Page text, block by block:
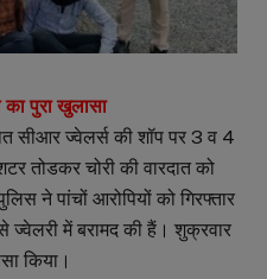
पुरा खुलासा
सीआर ज्वेलर्स की शॉप पर 3 व 4
तोडकर चोरी की वारदात को
ने पांचों आरोपियों को गिरफ्तार
ज्वेलरी में बरामद की हैं। शुक्रवार
किया।